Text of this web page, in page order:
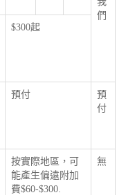
們
$300起
預付
預
付
按實際地區，可
能產生偏遠附加
費$60-$300.
無